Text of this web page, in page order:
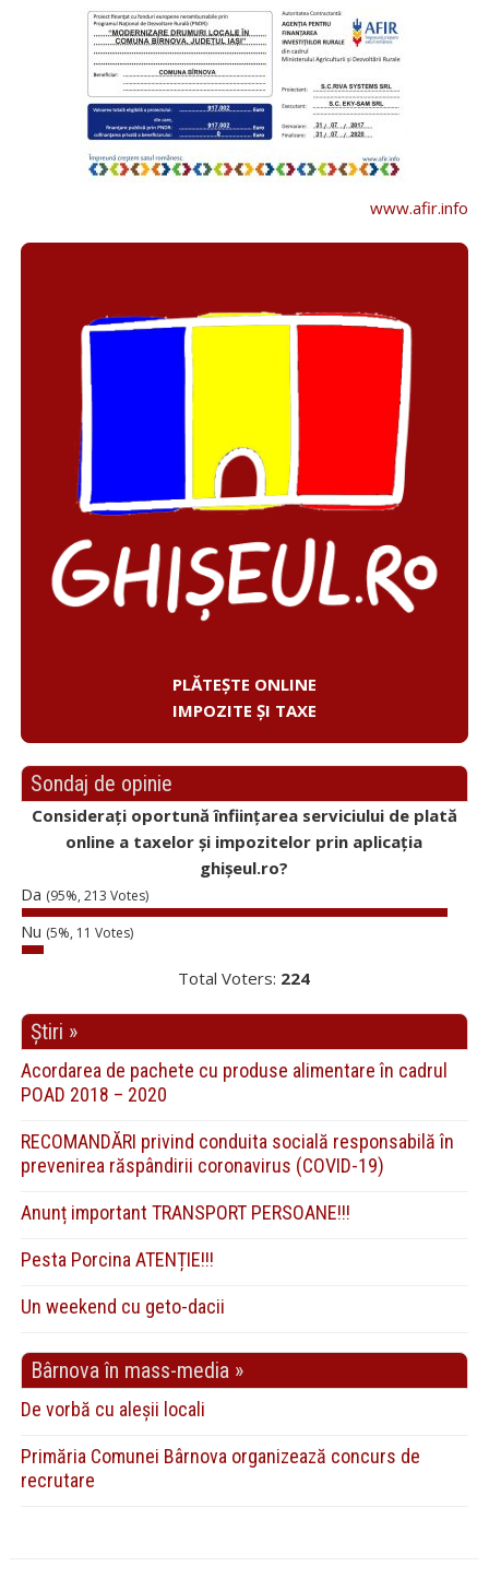
www.afir.info
PLĂTEȘTE ONLINE
IMPOZITE ȘI TAXE
Sondaj de opinie
Considerați oportună înființarea serviciului de plată
online a taxelor și impozitelor prin aplicația
ghișeul.ro?
Da (95%, 213 Votes)
Nu (5%, 11 Votes)
Total Voters: 224
Știri »
Acordarea de pachete cu produse alimentare în cadrul
POAD 2018 – 2020
RECOMANDĂRI privind conduita socială responsabilă în
prevenirea răspândirii coronavirus (COVID-19)
Anunț important TRANSPORT PERSOANE!!!
Pesta Porcina ATENȚIE!!!
Un weekend cu geto-dacii
Bârnova în mass-media »
De vorbă cu aleșii locali
Primăria Comunei Bârnova organizează concurs de
recrutare